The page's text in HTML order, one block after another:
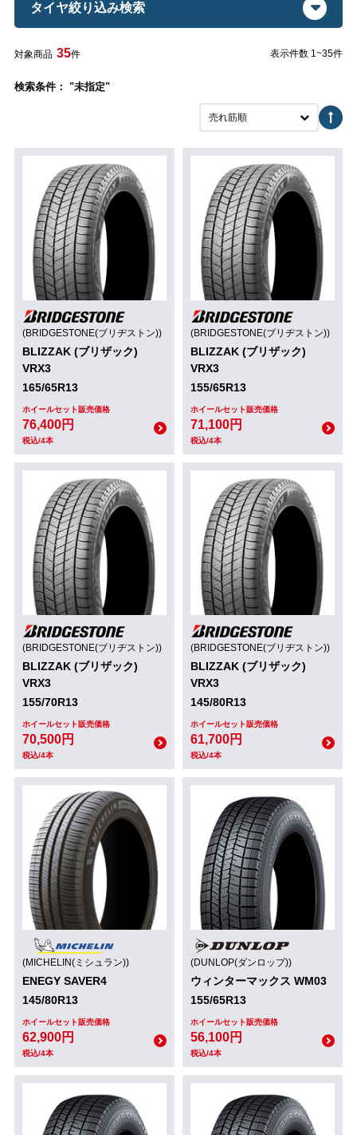
タイヤ絞り込み検索
対象商品 35件 表示件数 1~35件
検索条件： "未指定"
売れ筋順
(BRIDGESTONE(ブリヂストン))
BLIZZAK (ブリザック)
VRX3
165/65R13
ホイールセット販売価格
76,400円
税込/4本
(BRIDGESTONE(ブリヂストン))
BLIZZAK (ブリザック)
VRX3
155/65R13
ホイールセット販売価格
71,100円
税込/4本
(BRIDGESTONE(ブリヂストン))
BLIZZAK (ブリザック)
VRX3
155/70R13
ホイールセット販売価格
70,500円
税込/4本
(BRIDGESTONE(ブリヂストン))
BLIZZAK (ブリザック)
VRX3
145/80R13
ホイールセット販売価格
61,700円
税込/4本
(MICHELIN(ミシュラン))
ENEGY SAVER4
145/80R13
ホイールセット販売価格
62,900円
税込/4本
(DUNLOP(ダンロップ))
ウィンターマックス WM03
155/65R13
ホイールセット販売価格
56,100円
税込/4本